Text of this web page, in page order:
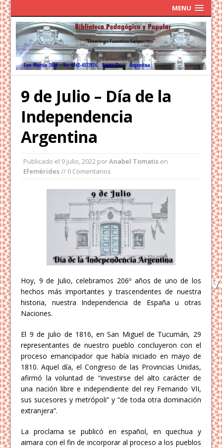
MENU
9 de Julio – Día de la
Independencia
Argentina
Publicado el 9 julio, 2022 porAnabel Tomatis en
Efemérides// 0 Comentarios
Hoy, 9 de Julio, celebramos 206º años de uno de los
hechos más importantes y trascendentes de nuestra
historia, nuestra Independencia de España u otras
Naciones.
El 9 de julio de 1816, en San Miguel de Tucumán, 29
representantes de nuestro pueblo concluyeron con el
proceso emancipador que había iniciado en mayo de
1810. Aquel día, el Congreso de las Provincias Unidas,
afirmó la voluntad de “investirse del alto carácter de
una nación libre e independiente del rey Fernando VII,
sus sucesores y metrópoli” y “de toda otra dominación
extranjera”.
La proclama se publicó en español, en quechua y
aimara con el fin de incorporar al proceso a los pueblos